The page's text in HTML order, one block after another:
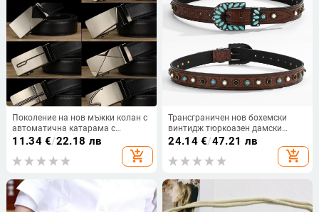
Поколение на нов мъжки колан с
автоматична катарама с
множество типове, 14 райета и
желязна катарама, подаръци
Taobao explosions
11.34€/22.18 лв
add_shopping_cart
Трансграничен нов бохемски
винтидж тюркоазен дамски
колан
24.14€/47.21 лв
add_shopping_cart